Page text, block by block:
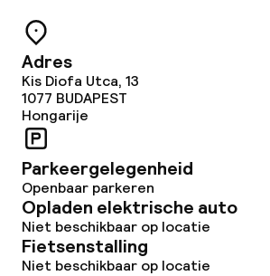
Adres
Kis Diofa Utca, 13
1077 BUDAPEST
Hongarije
Parkeergelegenheid
Openbaar parkeren
Opladen elektrische auto
Niet beschikbaar op locatie
Fietsenstalling
Niet beschikbaar op locatie